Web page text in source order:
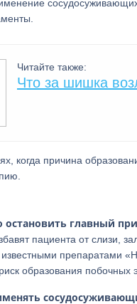
Читайте также:
Что за шишка
когда причина
главный
пациента от слизи,
известными препаратами
образования